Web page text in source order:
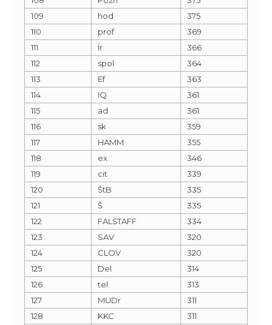
109
hod
375
110
prof
369
111
Ír
366
112
spol
364
113
Ef
363
114
IQ
361
115
ad
361
116
sk
359
117
HAMM
355
118
ex
346
119
cit
339
120
ŠtB
335
121
Š
335
122
FALSTAFF
334
123
SAV
320
124
CLOV
320
125
Del
314
126
tel
313
127
MUDr
311
128
KKC
311